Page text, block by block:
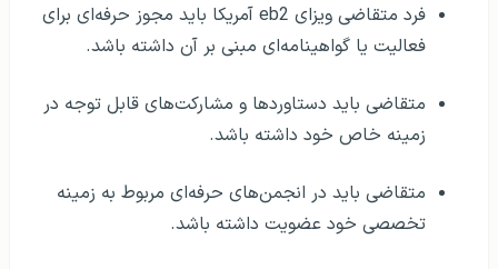
فرد متقاضی ویزای eb2 آمریکا باید مجوز حرفه‌ای برای
فعالیت یا گواهینامه‌ای مبنی بر آن داشته باشد.
متقاضی باید دستاوردها و مشارکت‌های قابل توجه در
زمینه خاص خود داشته باشد.
متقاضی باید در انجمن‌های حرفه‌ای مربوط به زمینه
تخصصی خود عضویت داشته باشد.